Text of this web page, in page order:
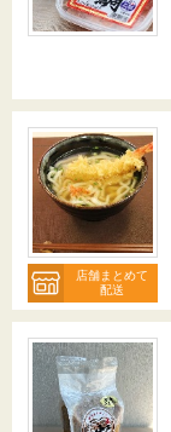
店舗まとめて
配送